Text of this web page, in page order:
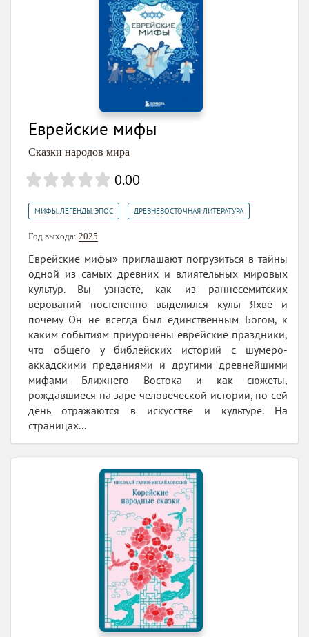
Еврейские мифы
Сказки народов мира
0.00
МИФЫ. ЛЕГЕНДЫ. ЭПОС ДРЕВНЕВОСТОЧНАЯ ЛИТЕРАТУРА
Год выхода: 2025
Еврейские мифы» приглашают погрузиться в тайны
одной из самых древних и влиятельных мировых
культур. Вы узнаете, как из раннесемитских
верований постепенно выделился культ Яхве и
почему Он не всегда был единственным Богом, к
каким событиям приурочены еврейские праздники,
что общего у библейских историй с шумеро-
аккадскими преданиями и другими древнейшими
мифами Ближнего Востока и как сюжеты,
рождавшиеся на заре человеческой истории, по сей
день отражаются в искусстве и культуре. На
страницах...